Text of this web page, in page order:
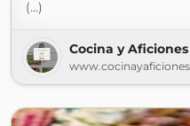
(...)
Cocina y Aficiones